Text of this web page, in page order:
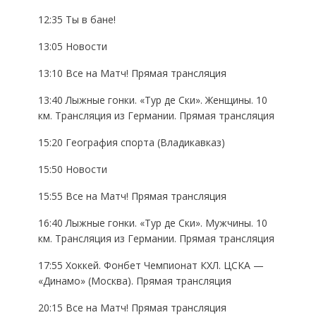
12:35 Ты в бане!
13:05 Новости
13:10 Все на Матч! Прямая трансляция
13:40 Лыжные гонки. «Тур де Ски». Женщины. 10
км. Трансляция из Германии. Прямая трансляция
15:20 География спорта (Владикавказ)
15:50 Новости
15:55 Все на Матч! Прямая трансляция
16:40 Лыжные гонки. «Тур де Ски». Мужчины. 10
км. Трансляция из Германии. Прямая трансляция
17:55 Хоккей. Фонбет Чемпионат КХЛ. ЦСКА —
«Динамо» (Москва). Прямая трансляция
20:15 Все на Матч! Прямая трансляция